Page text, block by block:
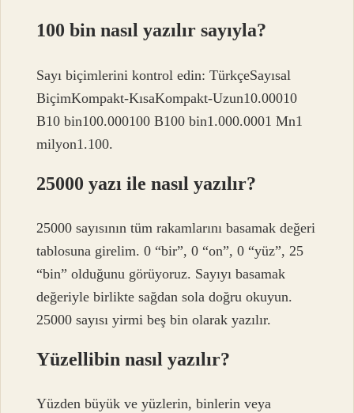
100 bin nasıl yazılır sayıyla?
Sayı biçimlerini kontrol edin: TürkçeSayısal
BiçimKompakt-KısaKompakt-Uzun10.00010
B10 bin100.000100 B100 bin1.000.0001 Mn1
milyon1.100.
25000 yazı ile nasıl yazılır?
25000 sayısının tüm rakamlarını basamak değeri
tablosuna girelim. 0 “bir”, 0 “on”, 0 “yüz”, 25
“bin” olduğunu görüyoruz. Sayıyı basamak
değeriyle birlikte sağdan sola doğru okuyun.
25000 sayısı yirmi beş bin olarak yazılır.
Yüzellibin nasıl yazılır?
Yüzden büyük ve yüzlerin, binlerin veya